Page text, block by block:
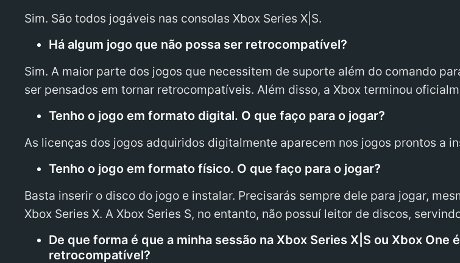
Sim. São todos jogáveis nas consolas Xbox Series X|S.
Há algum jogo que não possa ser retrocompatível?
Sim. A maior parte dos jogos que necessitem de suporte além do comando
ser pensados em tornar retrocompatíveis. Além disso, a Xbox terminou
Tenho o jogo em formato digital. O que faço para o jogar?
As licenças dos jogos adquiridos digitalmente aparecem nos jogos prontos a
Tenho o jogo em formato físico. O que faço para o jogar?
Basta inserir o disco do jogo e instalar. Precisarás sempre dele para jogar,
Xbox Series X. A Xbox Series S, no entanto, não possuí leitor de discos,
De que forma é que a minha sessão na Xbox Series X|S ou Xbox
retrocompatível?